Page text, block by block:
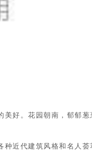
美好。花园朝南，郁郁葱
种近代建筑风格和名人荟